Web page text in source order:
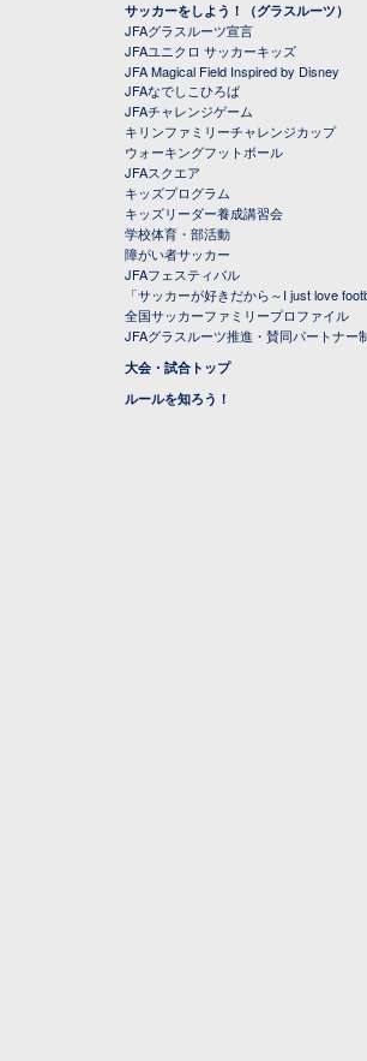
サッカーをしよう！（グラスルーツ）
JFAグラスルーツ宣言
JFAユニクロ サッカーキッズ
JFA Magical Field Inspired by Disney
JFAなでしこひろば
JFAチャレンジゲーム
キリンファミリーチャレンジカップ
ウォーキングフットボール
JFAスクエア
キッズプログラム
キッズリーダー養成講習会
学校体育・部活動
障がい者サッカー
JFAフェスティバル
「サッカーが好きだから～I just love
全国サッカーファミリープロファイル
JFAグラスルーツ推進・賛同パートナー
大会・試合トップ
ルールを知ろう！